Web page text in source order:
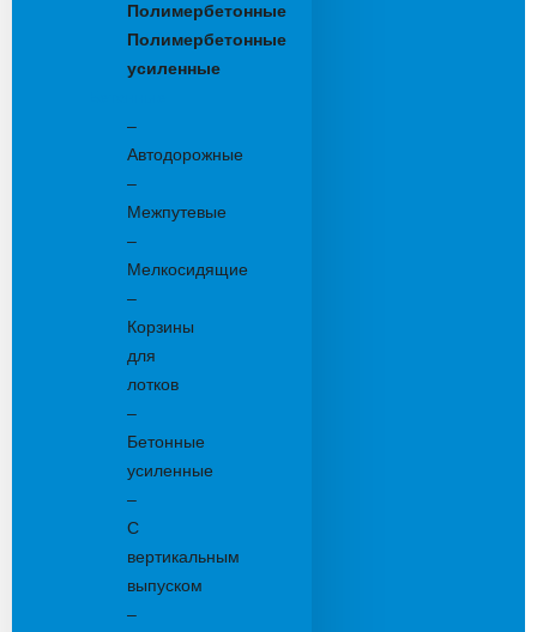
Полимербетонные
Полимербетонные
усиленные
–
Автодорожные
–
Межпутевые
–
Мелкосидящие
–
Корзины
для
лотков
–
Бетонные
усиленные
–
С
вертикальным
выпуском
–